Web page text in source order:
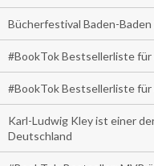
Bücherfestival Baden-Baden
#BookTok Bestsellerliste
#BookTok Bestsellerliste
Karl-Ludwig Kley ist einer
Deutschland